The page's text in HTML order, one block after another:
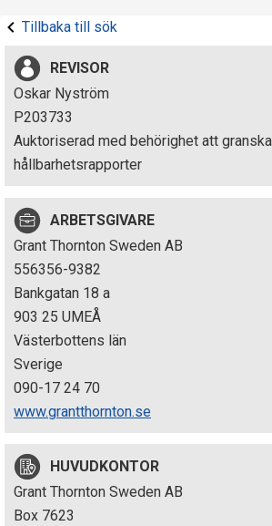
r
s
i
n
s
p
e
k
t
i
o
n
e
n
Tillbaka till sök
REVISOR
Oskar Nyström
P203733
Auktoriserad med behörighet att granska
hållbarhetsrapporter
ARBETSGIVARE
Grant Thornton Sweden AB
556356-9382
Bankgatan 18 a
903 25 UMEÅ
Västerbottens län
Sverige
090-17 24 70
www.grantthornton.se
HUVUDKONTOR
Grant Thornton Sweden AB
Box 7623